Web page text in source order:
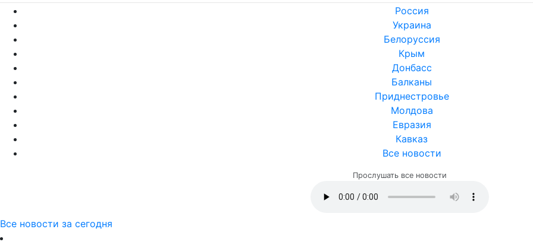
Россия
Украина
Белоруссия
Крым
Донбасс
Балканы
Приднестровье
Молдова
Евразия
Кавказ
Все новости
Прослушать все новости
Все новости за сегодня